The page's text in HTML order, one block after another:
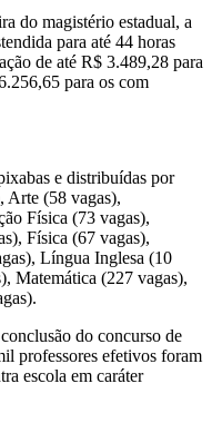
do magistério estadual, a
para até 44 horas
de até R$ 3.489,28 para
para os com
e distribuídas por
Arte (58 vagas),
Física (73 vagas),
Física (67 vagas),
Língua Inglesa (10
Matemática (227 vagas),
do concurso de
professores efetivos foram
escola em caráter